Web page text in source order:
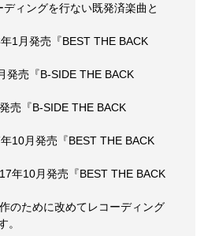
ィングを行ない既発済楽曲と
1月発売『BEST THE BACK
発売『B-SIDE THE BACK
売『B-SIDE THE BACK
10月発売『BEST THE BACK
年10月発売『BEST THE BACK
のために改めてレコーディング
。